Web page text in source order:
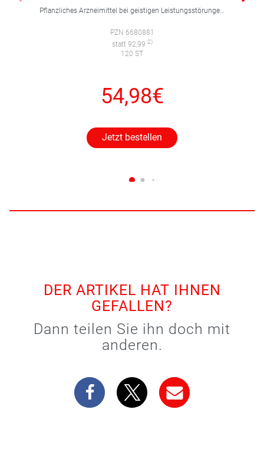
Pflanzliches Arzneimittel bei geistigen Leistungsstörungen und Durchblutungsstörungen.
PZN 6680881
statt 92,99 2)
120 ST
54,98€
Jetzt bestellen
DER ARTIKEL HAT IHNEN
GEFALLEN?
Dann teilen Sie ihn doch mit
anderen.